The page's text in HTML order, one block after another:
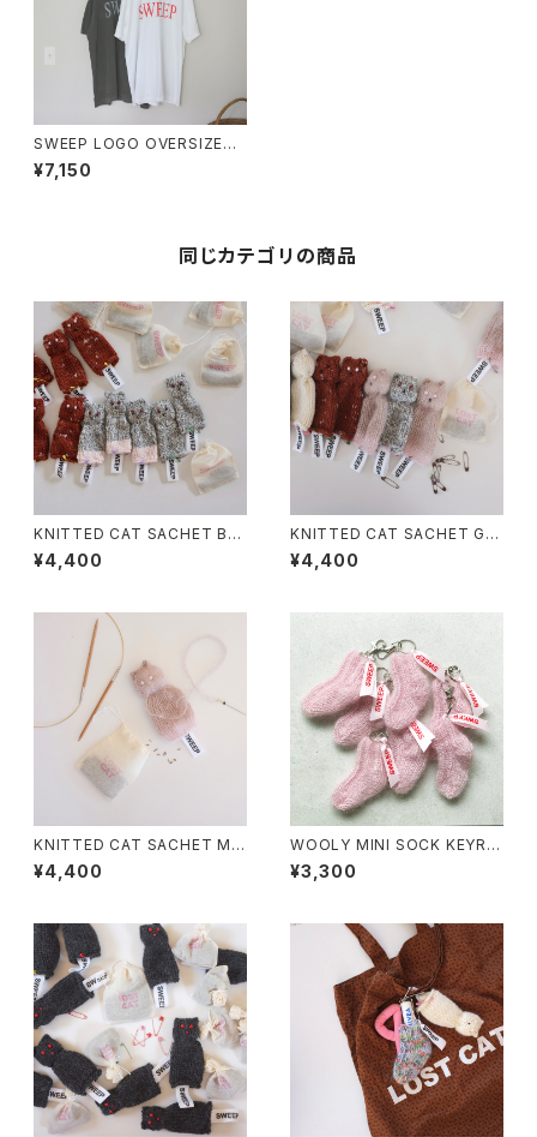
SWEEP LOGO OVERSIZED
TEE DRESS
¥7,150
同じカテゴリの商品
KNITTED CAT SACHET Brit
ish Blue cat
¥4,400
KNITTED CAT SACHET Gin
ger Cat
¥4,400
KNITTED CAT SACHET MIL
KTEA
¥4,400
WOOLY MINI SOCK KEYRIN
G FAIRY PINK
¥3,300